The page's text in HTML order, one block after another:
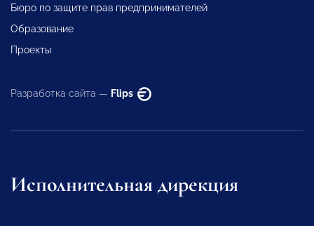
Бюро по защите прав предпринимателей
Образование
Проекты
Разработка сайта — Flips
Исполнительная дирекция